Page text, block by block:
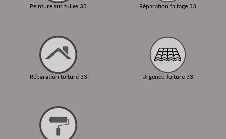
Peinture sur tuiles 33
Réparation toiture 33
Réparation faitage 33
Urgence Toiture 33